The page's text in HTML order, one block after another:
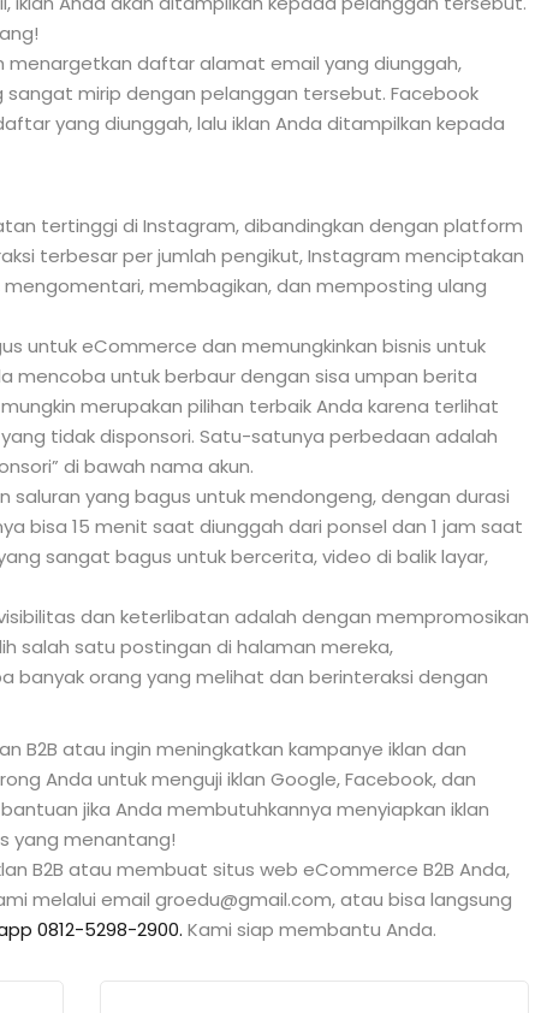
menargetkan daftar alamat email yang diunggah,
mirip dengan pelanggan tersebut. Facebook
yang diunggah, lalu iklan Anda ditampilkan kepada
tertinggi di Instagram, dibandingkan dengan platform
terbesar per jumlah pengikut, Instagram menciptakan
membagikan, dan memposting ulang
untuk eCommerce dan memungkinkan bisnis untuk
mencoba untuk berbaur dengan sisa umpan berita
merupakan pilihan terbaik Anda karena terlihat
tidak disponsori. Satu-satunya perbedaan adalah
di bawah nama akun.
saluran yang bagus untuk mendongeng, dengan durasi
bisa 15 menit saat diunggah dari ponsel dan 1 jam saat
sangat bagus untuk bercerita, video di balik layar,
dan keterlibatan adalah dengan mempromosikan
salah satu postingan di halaman mereka,
banyak orang yang melihat dan berinteraksi dengan
B2B atau ingin meningkatkan kampanye iklan dan
Anda untuk menguji iklan Google, Facebook, dan
jika Anda membutuhkannya menyiapkan iklan
yang menantang!
B2B atau membuat situs web eCommerce B2B Anda,
melalui email groedu@gmail.com, atau bisa langsung
0812-5298-2900. Kami siap membantu Anda.